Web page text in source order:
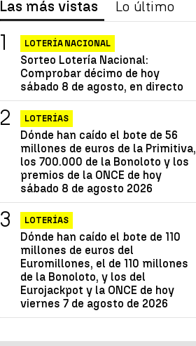
Las más vistas Lo último
LOTERÍA NACIONAL
Sorteo Lotería Nacional:
Comprobar décimo de hoy
sábado 8 de agosto, en directo
LOTERÍAS
Dónde han caído el bote de 56
millones de euros de la Primitiva,
los 700.000 de la Bonoloto y los
premios de la ONCE de hoy
sábado 8 de agosto 2026
LOTERÍAS
Dónde han caído el bote de 110
millones de euros del
Euromillones, el de 110 millones
de la Bonoloto, y los del
Eurojackpot y la ONCE de hoy
viernes 7 de agosto de 2026